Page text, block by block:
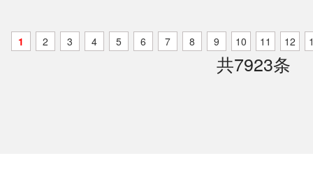
1 2 3 4 5 6 7 8 9 10 11 12
共7923条